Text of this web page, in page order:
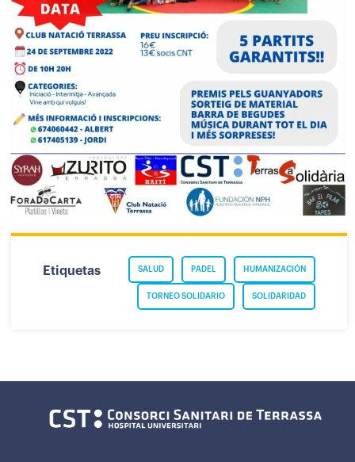
Etiquetas HUMANIZACIÓN
PADEL
SALUD
SOLIDARIDAD
TORNEO SOLIDARIO